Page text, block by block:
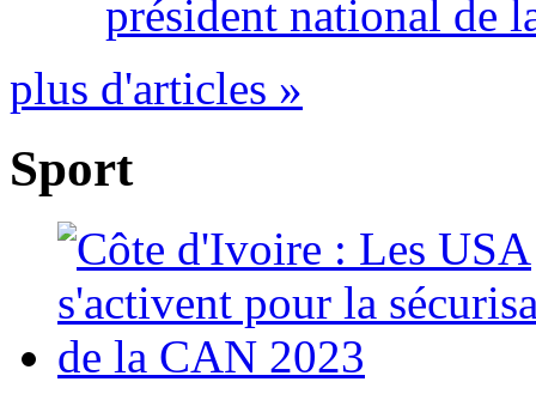
président national de
plus d'articles »
Sport